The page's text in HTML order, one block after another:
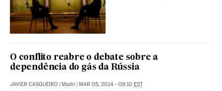
O conflito reabre o debate sobre a
dependência do gás da Rússia
JAVIER CASQUEIRO | Madri | MAR 05, 2014 - 09:10 EST